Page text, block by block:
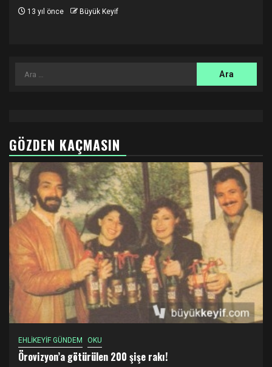
13 yıl önce Büyük Keyif
Arama:
GÖZDEN KAÇMASIN
EHLİKEYİF GÜNDEM OKU
Örovizyon’a götürülen 200 şişe rakı!